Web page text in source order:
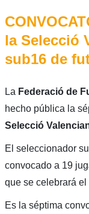
la Selecció
sub16 de
La Federació de
hecho pública la
Selecció
El seleccionador
convocado a 19
que se celebrará
Es la séptima